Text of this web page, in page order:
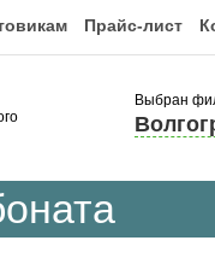
Прайс-лист
Выбран